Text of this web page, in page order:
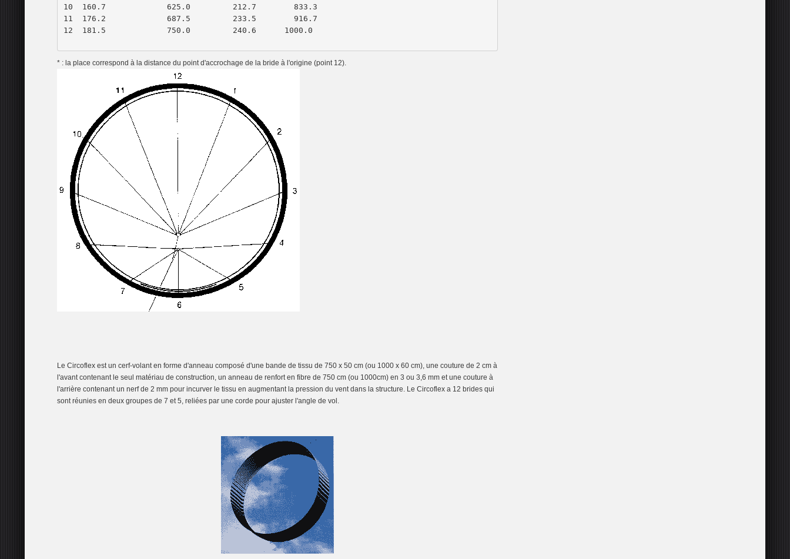
10  160.7             625.0         212.7        833.3
11  176.2             687.5         233.5        916.7
12  181.5             750.0         240.6      1000.0
* : la place correspond à la distance du point d'accrochage de la bride à l'origine (point 12).
Le Circoflex est un cerf-volant en forme d'anneau composé d'une bande de tissu de 750 x 50 cm (ou 1000 x 60 cm), une couture de 2 cm à
l'avant contenant le seul matériau de construction, un anneau de renfort en fibre de 750 cm (ou 1000cm) en 3 ou 3,6 mm et une couture à
l'arrière contenant un nerf de 2 mm pour incurver le tissu en augmentant la pression du vent dans la structure. Le Circoflex a 12 brides qui
sont réunies en deux groupes de 7 et 5, reliées par une corde pour ajuster l'angle de vol.